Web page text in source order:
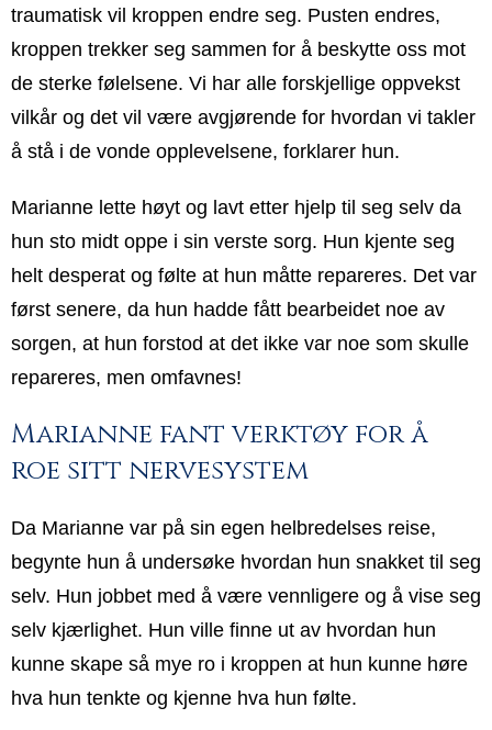
traumatisk vil kroppen endre seg. Pusten endres,
kroppen trekker seg sammen for å beskytte oss mot
de sterke følelsene. Vi har alle forskjellige oppvekst
vilkår og det vil være avgjørende for hvordan vi takler
å stå i de vonde opplevelsene, forklarer hun.
Marianne lette høyt og lavt etter hjelp til seg selv da
hun sto midt oppe i sin verste sorg. Hun kjente seg
helt desperat og følte at hun måtte repareres. Det var
først senere, da hun hadde fått bearbeidet noe av
sorgen, at hun forstod at det ikke var noe som skulle
repareres, men omfavnes!
Marianne fant verktøy for å
roe sitt nervesystem
Da Marianne var på sin egen helbredelses reise,
begynte hun å undersøke hvordan hun snakket til seg
selv. Hun jobbet med å være vennligere og å vise seg
selv kjærlighet. Hun ville finne ut av hvordan hun
kunne skape så mye ro i kroppen at hun kunne høre
hva hun tenkte og kjenne hva hun følte.